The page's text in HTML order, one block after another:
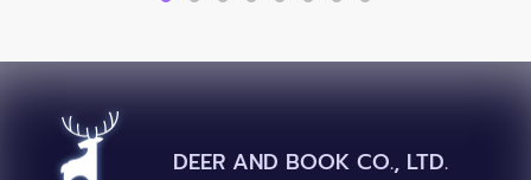
DEER AND BOOK CO., LTD.